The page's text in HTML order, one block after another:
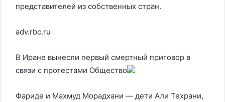
представителей из собственных стран.
adv.rbc.ru
В Иране вынесли первый смертный приговор в
связи с протестами Общество
Фариде и Махмуд Морадхани — дети Али Техрани,